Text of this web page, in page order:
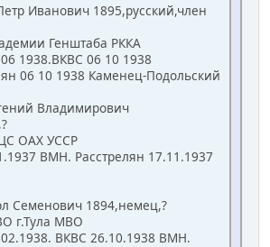
Иванович 1895,русский,член
Генштаба РККА
1938.ВКВС 06 10 1938
06 10 1938 Каменец-Подольский
Владимирович
ОАХ УССР
ВМН. Расстрелян 17.11.1937
Семенович 1894,немец,?
г.Тула МВО
ВКВС 26.10.1938 ВМН.